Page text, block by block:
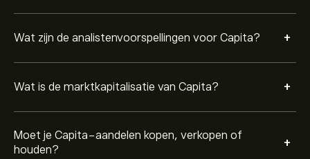
Wat zijn de analistenvoorspellingen voor Capita? +
Wat is de marktkapitalisatie van Capita? +
Moet je Capita-aandelen kopen, verkopen of
houden?
+